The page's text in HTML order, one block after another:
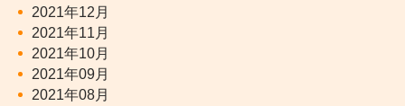
2021年12月
2021年11月
2021年10月
2021年09月
2021年08月